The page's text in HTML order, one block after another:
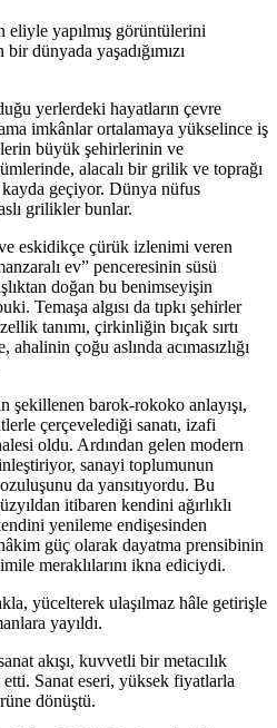
eliyle yapılmış görüntülerini
dünyada yaşadığımızı
yerlerdeki hayatların çevre
imkânlar ortalamaya yükselince iş
büyük şehirlerinin ve
alacalı bir grilik ve toprağı
kayda geçiyor. Dünya nüfus
grilikler bunlar.
eskidikçe çürük izlenimi veren
ev” penceresinin süsü
doğan bu benimseyişin
Temaşa algısı da tıpkı şehirler
tanımı, çirkinliğin bıçak sırtı
çoğu aslında acımasızlığı
şekillenen barok-rokoko anlayışı,
çerçevelediği sanatı, izafi
oldu. Ardından gelen modern
sanayi toplumunun
da yansıtıyordu. Bu
itibaren kendini ağırlıklı
yenileme endişesinden
hâkim güç olarak dayatma prensibinin
meraklılarını ikna ediciydi.
yücelterek ulaşılmaz hâle getirişle
yayıldı.
akışı, kuvvetli bir metacılık
Sanat eseri, yüksek fiyatlarla
dönüştü.